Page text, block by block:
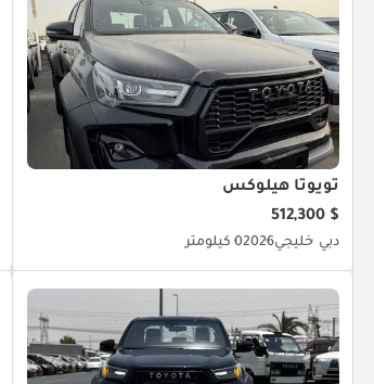
تويوتا هيلوكس
$ 512,300
دبي خليجي20260 كيلومتر